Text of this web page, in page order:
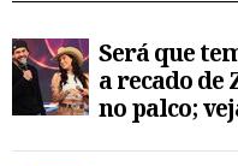
Será que
a recado de
no palco;